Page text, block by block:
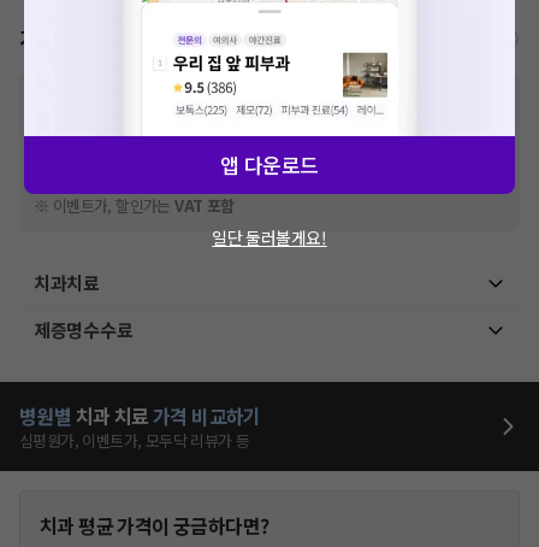
가격표
비급여 항목의 경우,추가비용 등으로 실제 가격과 상이할 수 있으니, 정확
한 가격은 해당 의료기관에 직접 문의해주세요.
※급여 항목의 경우,건강보험심사평가원에 고지되어 있는 급여 진료 기준 가
격입니다. (진료와 연관된 복합적인 비용이 추가되어, 병원마다 금액이 다르게
산정될 수 있는 점 참고 바랍니다.)
※ 이벤트가, 할인가는VAT 포함
치과치료
제증명수수료
병원별 치과 치료가격 비교하기
심평원가, 이벤트가, 모두닥 리뷰가 등
치과평균 가격이 궁금하다면?
앱 다운로드
일단 둘러볼게요!